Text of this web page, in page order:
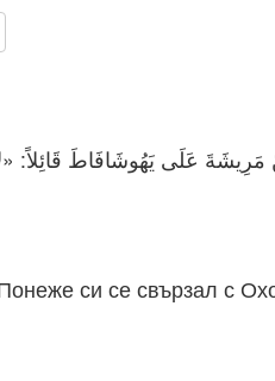
مَرِيشَةَ عَلَى يَهُوشَافَاطَ
си се свързал с